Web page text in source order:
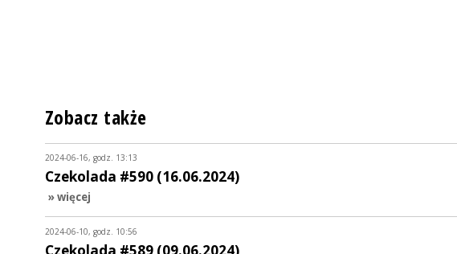
Zobacz także
2024-06-16, godz. 13:13
Czekolada #590 (16.06.2024)
» więcej
2024-06-10, godz. 10:56
Czekolada #589 (09.06.2024)